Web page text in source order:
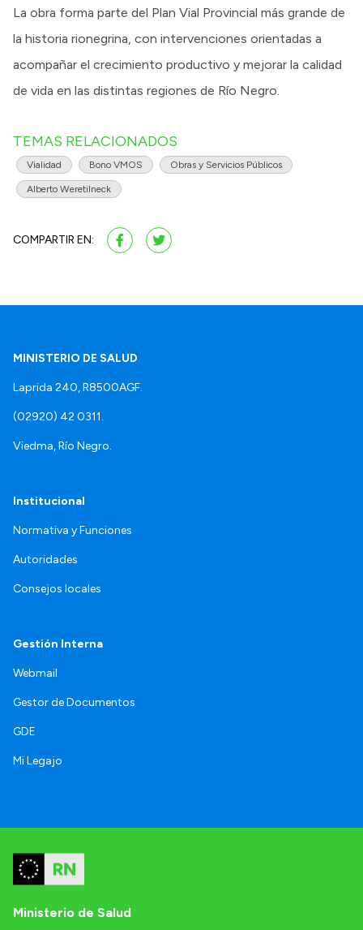
La obra forma parte del Plan Vial Provincial más grande de
la historia rionegrina, con intervenciones orientadas a
acompañar el crecimiento productivo y mejorar la calidad
de vida en las distintas regiones de Río Negro.
TEMAS RELACIONADOS
Vialidad Bono VMOS Obras y Servicios Públicos
Alberto Weretilneck
COMPARTIR EN:
MINISTERIO DE SALUD
Laprida 240, R8500AGF.
(02920) 42 0311.
Viedma, Río Negro.
Institucional
Normativa y Funciones
Autoridades
Consejos locales
Gestión Interna
Webmail
Gestor de Documentos
GDE
Mi Legajo
Ministerio de Salud